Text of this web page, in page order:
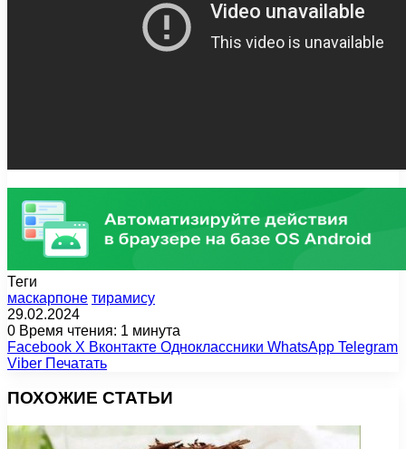
Теги
маскарпоне тирамису
29.02.2024
0 Время чтения: 1 минута
Facebook X Вконтакте Одноклассники WhatsApp Telegram
Viber Печатать
ПОХОЖИЕ СТАТЬИ